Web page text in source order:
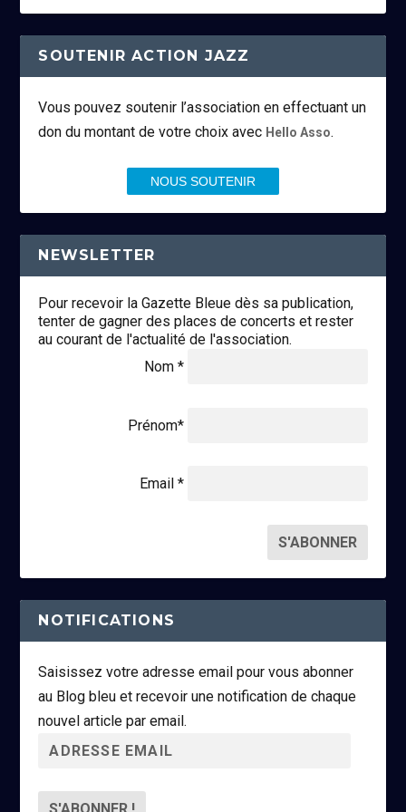
SOUTENIR ACTION JAZZ
Vous pouvez soutenir l’association en effectuant un
don du montant de votre choix avec Hello Asso.
NOUS SOUTENIR
NEWSLETTER
Pour recevoir la Gazette Bleue dès sa publication,
tenter de gagner des places de concerts et rester
au courant de l'actualité de l'association.
Nom *
Prénom*
Email *
NOTIFICATIONS
Saisissez votre adresse email pour vous abonner
au Blog bleu et recevoir une notification de chaque
nouvel article par email.
r